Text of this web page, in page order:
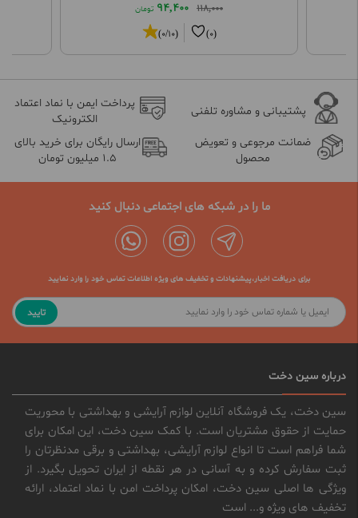
118,000
94,400 تومان
(0)
(0/10)
پشتیبانی و مشاوره تلفنی
پرداخت ایمن با نماد اعتماد
الکترونیک
ضمانت مرجوعی و تعویض
محصول
ارسال رایگان برای خرید بالای
1.5 میلیون تومان
ما را در شبکه های اجتماعی دنبال کنید
برای دریافت اخبار،پیشنهادات و تخفیف های ویژه اطلاعات تماس خود را وارد نمایید
تایید
درباره سین دخت
سین دخت، یک فروشگاه آنلاین لوازم آرایشی و بهداشتی با محوریت
حمایت از حقوق مشتریان است. با کمک سین دخت، این امکان برای
شما فراهم است تا انواع لوازم آرایشی، بهداشتی و برقی مدنظرتان را
ثبت سفارش کرده و به آسانی در هر نقطه از ایران تحویل بگیرد. از
ویژگی ها اصلی سین دخت، امکان پرداخت امن با نماد اعتماد، ارائه
تخفیف های ویژه و... است